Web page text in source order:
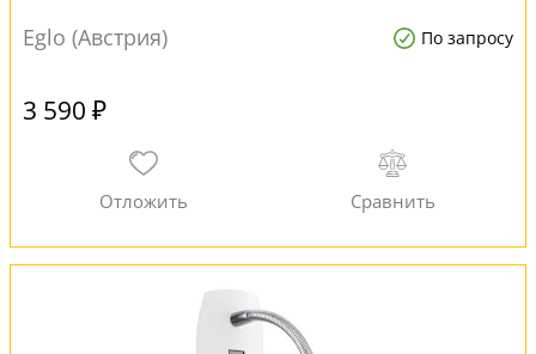
Eglo (Австрия) По запросу
3 590 ₽